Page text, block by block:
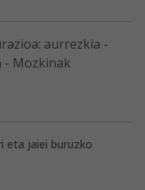
aurrezkia -
- Mozkinak
eta jaiei buruzko